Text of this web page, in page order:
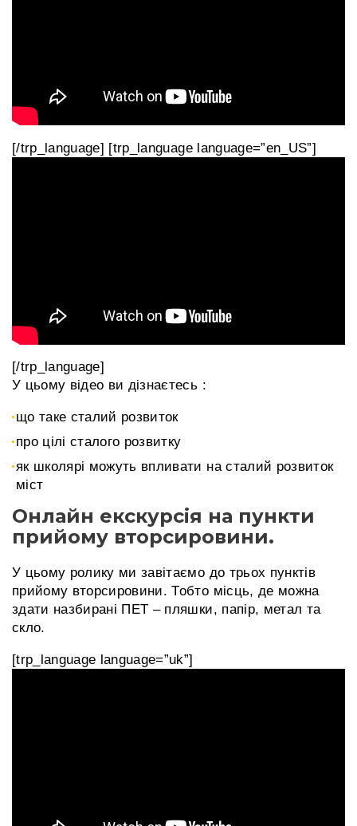
[/trp_language] [trp_language language=”en_US”]
[/trp_language]
У цьому відео ви дізнаєтесь :
що таке сталий розвиток
про цілі сталого розвитку
як школярі можуть впливати на сталий розвиток
міст
Онлайн екскурсія на пункти
прийому вторсировини.
У цьому ролику ми завітаємо до трьох пунктів
прийому вторсировини. Тобто місць, де можна
здати назбирані ПЕТ – пляшки, папір, метал та
скло.
[trp_language language=”uk”]